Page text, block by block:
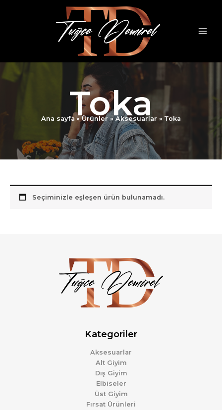
Toka
Ana sayfa Ürünler Aksesuarlar Toka
Seçiminizle eşleşen ürün bulunamadı.
Kategoriler
Aksesuarlar
Alt Giyim
Dış Giyim
Elbiseler
Üst Giyim
Fırsat Ürünleri